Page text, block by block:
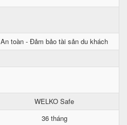
An toàn - Đảm bảo tài sản du khách
WELKO Safe
36 tháng